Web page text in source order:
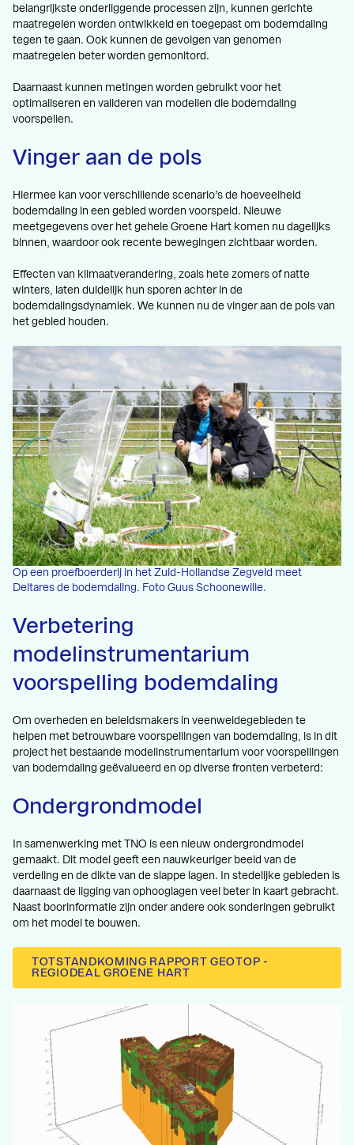
belangrijkste onderliggende processen zijn, kunnen gerichte
maatregelen worden ontwikkeld en toegepast om bodemdaling
tegen te gaan. Ook kunnen de gevolgen van genomen
maatregelen beter worden gemonitord.
Daarnaast kunnen metingen worden gebruikt voor het
optimaliseren en valideren van modellen die bodemdaling
voorspellen.
Vinger aan de pols
Hiermee kan voor verschillende scenario’s de hoeveelheid
bodemdaling in een gebied worden voorspeld. Nieuwe
meetgegevens over het gehele Groene Hart komen nu dagelijks
binnen, waardoor ook recente bewegingen zichtbaar worden.
Effecten van klimaatverandering, zoals hete zomers of natte
winters, laten duidelijk hun sporen achter in de
bodemdalingsdynamiek. We kunnen nu de vinger aan de pols van
het gebied houden.
Op een proefboerderij in het Zuid-Hollandse Zegveld meet
Deltares de bodemdaling. Foto Guus Schoonewille.
Verbetering
modelinstrumentarium
voorspelling bodemdaling
Om overheden en beleidsmakers in veenweidegebieden te
helpen met betrouwbare voorspellingen van bodemdaling, is in dit
project het bestaande modelinstrumentarium voor voorspellingen
van bodemdaling geëvalueerd en op diverse fronten verbeterd:
Ondergrondmodel
In samenwerking met TNO is een nieuw ondergrondmodel
gemaakt. Dit model geeft een nauwkeuriger beeld van de
verdeling en de dikte van de slappe lagen. In stedelijke gebieden is
daarnaast de ligging van ophooglagen veel beter in kaart gebracht.
Naast boorinformatie zijn onder andere ook sonderingen gebruikt
om het model te bouwen.
TOTSTANDKOMING RAPPORT GEOTOP -
REGIODEAL GROENE HART